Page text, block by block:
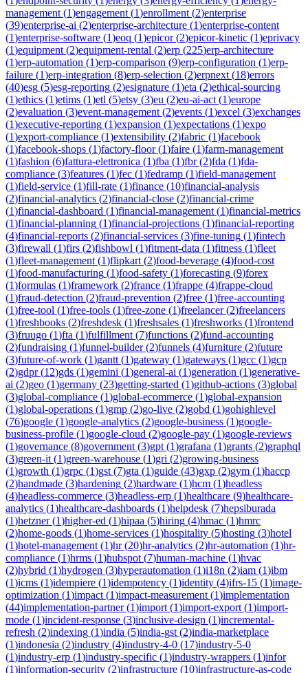
management (1)engagement (1)enrollment (2)enterprise
(39)enterprise-ai (2)enterprise-architecture (1)enterprise-content
(1)enterprise-software (1)eoq (1)epicor(2)epicor-kinetic (1)eprivacy
(1)equipment (2)equipment-rental (2)erp (225)erp-architecture
(1)erp-automation (1)erp-comparison (9)erp-configuration (1)erp-
failure (1)erp-integration (8)erp-selection (2)erpnext (18)errors
(40)esg (5)esg-reporting (2)esignature (1)eta (2)ethical-sourcing
(1)ethics (1)etims (1)etl (5)etsy (3)eu (2)eu-ai-act (1)europe
(2)evaluation (3)event-management (2)events (1)excel (3)exchanges
(1)executive-reporting (1)expansion (1)expectations (1)expo
(1)export-compliance (1)extensibility (2)fabric (1)facebook
(1)facebook-shops (1)factory-floor(1)faire (1)farm-management
(1)fashion (6)fattura-elettronica (1)fba (1)fbr(2)fda (1)fda-
compliance (3)features (1)fec (1)fedramp (1)field-management
(1)field-service (1)fill-rate (1)finance (10)financial-analysis
(2)financial-analytics (2)financial-close (2)financial-crime
(1)financial-dashboard (1)financial-management (1)financial-metrics
(1)financial-planning (1)financial-projections (1)financial-reporting
(4)financial-reports (2)financial-services (3)fine-tuning (1)fintech
(3)firewall (1)firs (2)fishbowl (1)fitment-data (1)fitness (1)fleet
(1)fleet-management (1)flipkart (2)food-beverage (4)food-cost
(1)food-manufacturing (1)food-safety (1)forecasting (9)forex
(1)formulas (1)framework (2)france (1)frappe (4)frappe-cloud
(1)fraud-detection (2)fraud-prevention (2)free (1)free-accounting
(1)free-tool (1)free-tools (1)free-zone (1)freelancer(2)freelancers
(1)freshbooks (2)freshdesk (1)freshsales (1)freshworks (1)frontend
(3)fruugo (1)fta (1)fulfillment (7)functions (2)fund-accounting
(2)fundraising (1)funnel-builder(2)funnels (4)furniture (2)future
(3)future-of-work (1)gantt (1)gateway (1)gateways (1)gcc (1)gcp
(2)gdpr(12)gds (1)gemini (1)general-ai (1)generation (1)generative-
ai (2)geo (1)germany (23)getting-started (1)github-actions (3)global
(3)global-compliance (1)global-ecommerce (1)global-expansion
(1)global-operations (1)gmp (2)go-live (2)gobd (1)gohighlevel
(76)google (1)google-analytics (2)google-business (1)google-
business-profile (1)google-cloud (2)google-pay (1)google-reviews
(1)governance (8)government (3)gpt (1)grafana (1)grants (2)graphql
(3)green-it (1)green-warehouse (1)gri (2)growing-business
(1)growth (1)grpc (1)gst (7)gta (1)guide (43)gxp (2)gym (1)haccp
(2)handmade (3)hardening (2)hardware (1)hcm (1)headless
(4)headless-commerce (3)headless-erp (1)healthcare (9)healthcare-
analytics (1)healthcare-dashboards (1)helpdesk (7)hepsiburada
(1)hetzner(1)higher-ed (1)hipaa (5)hiring (4)hmac (1)hmrc
(2)home-goods (1)home-services (1)hospitality (5)hosting (3)hotel
(1)hotel-management (1)hr(20)hr-analytics (2)hr-automation (1)hr-
compliance (1)hrms (1)hubspot (7)human-machine (1)hvac
(2)hybrid (1)hydrogen (3)hyperautomation (1)i18n (2)iam (1)ibm
(1)icms (1)idempiere (1)idempotency (1)identity (4)ifrs-15 (1)image-
optimization (1)impact (1)impact-measurement (1)implementation
(44)implementation-partner(1)import (1)import-export (1)import-
mode (1)incident-response (3)inclusive-design (1)incremental-
refresh (2)indexing (1)india (5)india-gst (2)india-marketplace
(1)indonesia (2)industry (4)industry-4-0 (17)industry-5-0
(1)industry-erp (1)industry-specific (1)industry-wrappers (1)infor
(1)information-security (2)infrastructure (10)infrastructure-as-code